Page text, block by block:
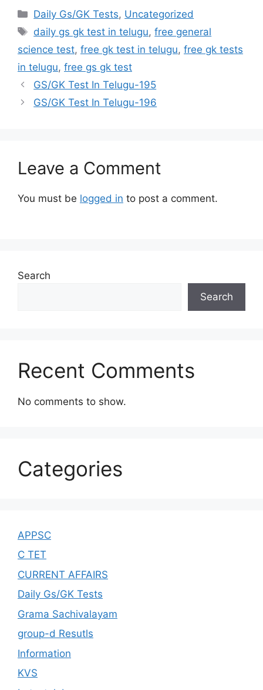
Categories
Daily Gs/GK Tests, Uncategorized
Tags
daily gs gk test in telugu,free general
science test, free gk test in telugu, free gk tests
in telugu, free gs gk test
GS/GK Test In Telugu-195
GS/GK Test In Telugu-196
Leave a Comment
You must be logged in to post a comment.
Search
Search
Recent Comments
No comments to show.
Categories
APPSC
C TET
CURRENT AFFAIRS
Daily Gs/GK Tests
Grama Sachivalayam
group-d Resutls
Information
KVS